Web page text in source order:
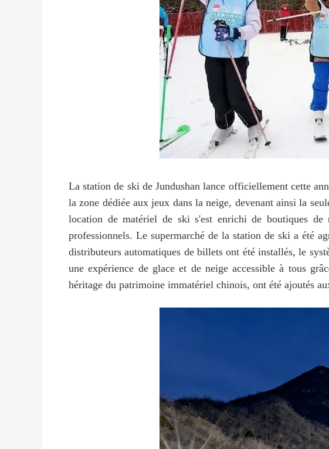
La station de ski de Jundushan lance officiellement cette
la zone dédiée aux jeux dans la neige, devenant ainsi la
location de matériel de ski s'est enrichi de boutiques de
professionnels. Le supermarché de la station de ski a été
distributeurs automatiques de billets ont été installés, le
une expérience de glace et de neige accessible à tous
héritage du patrimoine immatériel chinois, ont été ajoutés